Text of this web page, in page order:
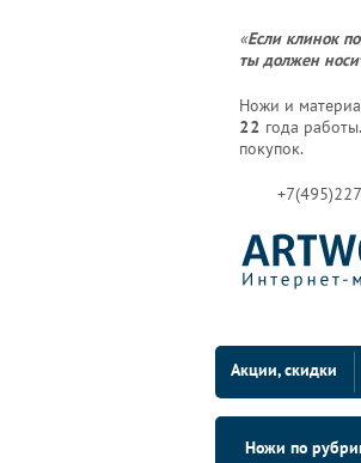
«Если клинок
ты должен
Ножи и
22 года работы.
покупок.
Акции, скидки
Ножи по